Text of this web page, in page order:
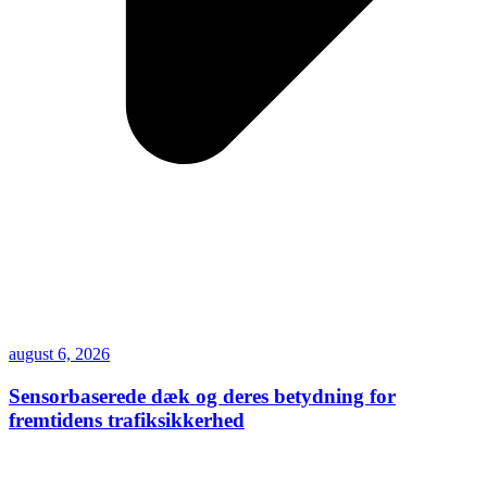
august 6, 2026
Sensorbaserede dæk og deres betydning for
fremtidens trafiksikkerhed